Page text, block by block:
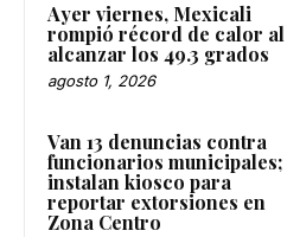
Ayer viernes, Mexicali
rompió récord de calor al
alcanzar los 49.3 grados
agosto 1, 2026
Van 13 denuncias contra
funcionarios municipales;
instalan kiosco para
reportar extorsiones en
Zona Centro